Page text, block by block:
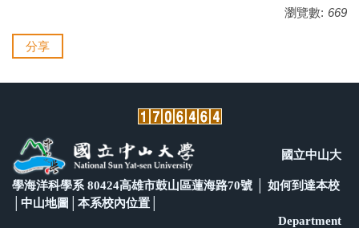
瀏覽數: 669
分享
國立中山大
學海洋科學系 80424高雄市鼓山區蓮海路70號 │ 如何到達本校
中山地圖 本系校內位置
Department